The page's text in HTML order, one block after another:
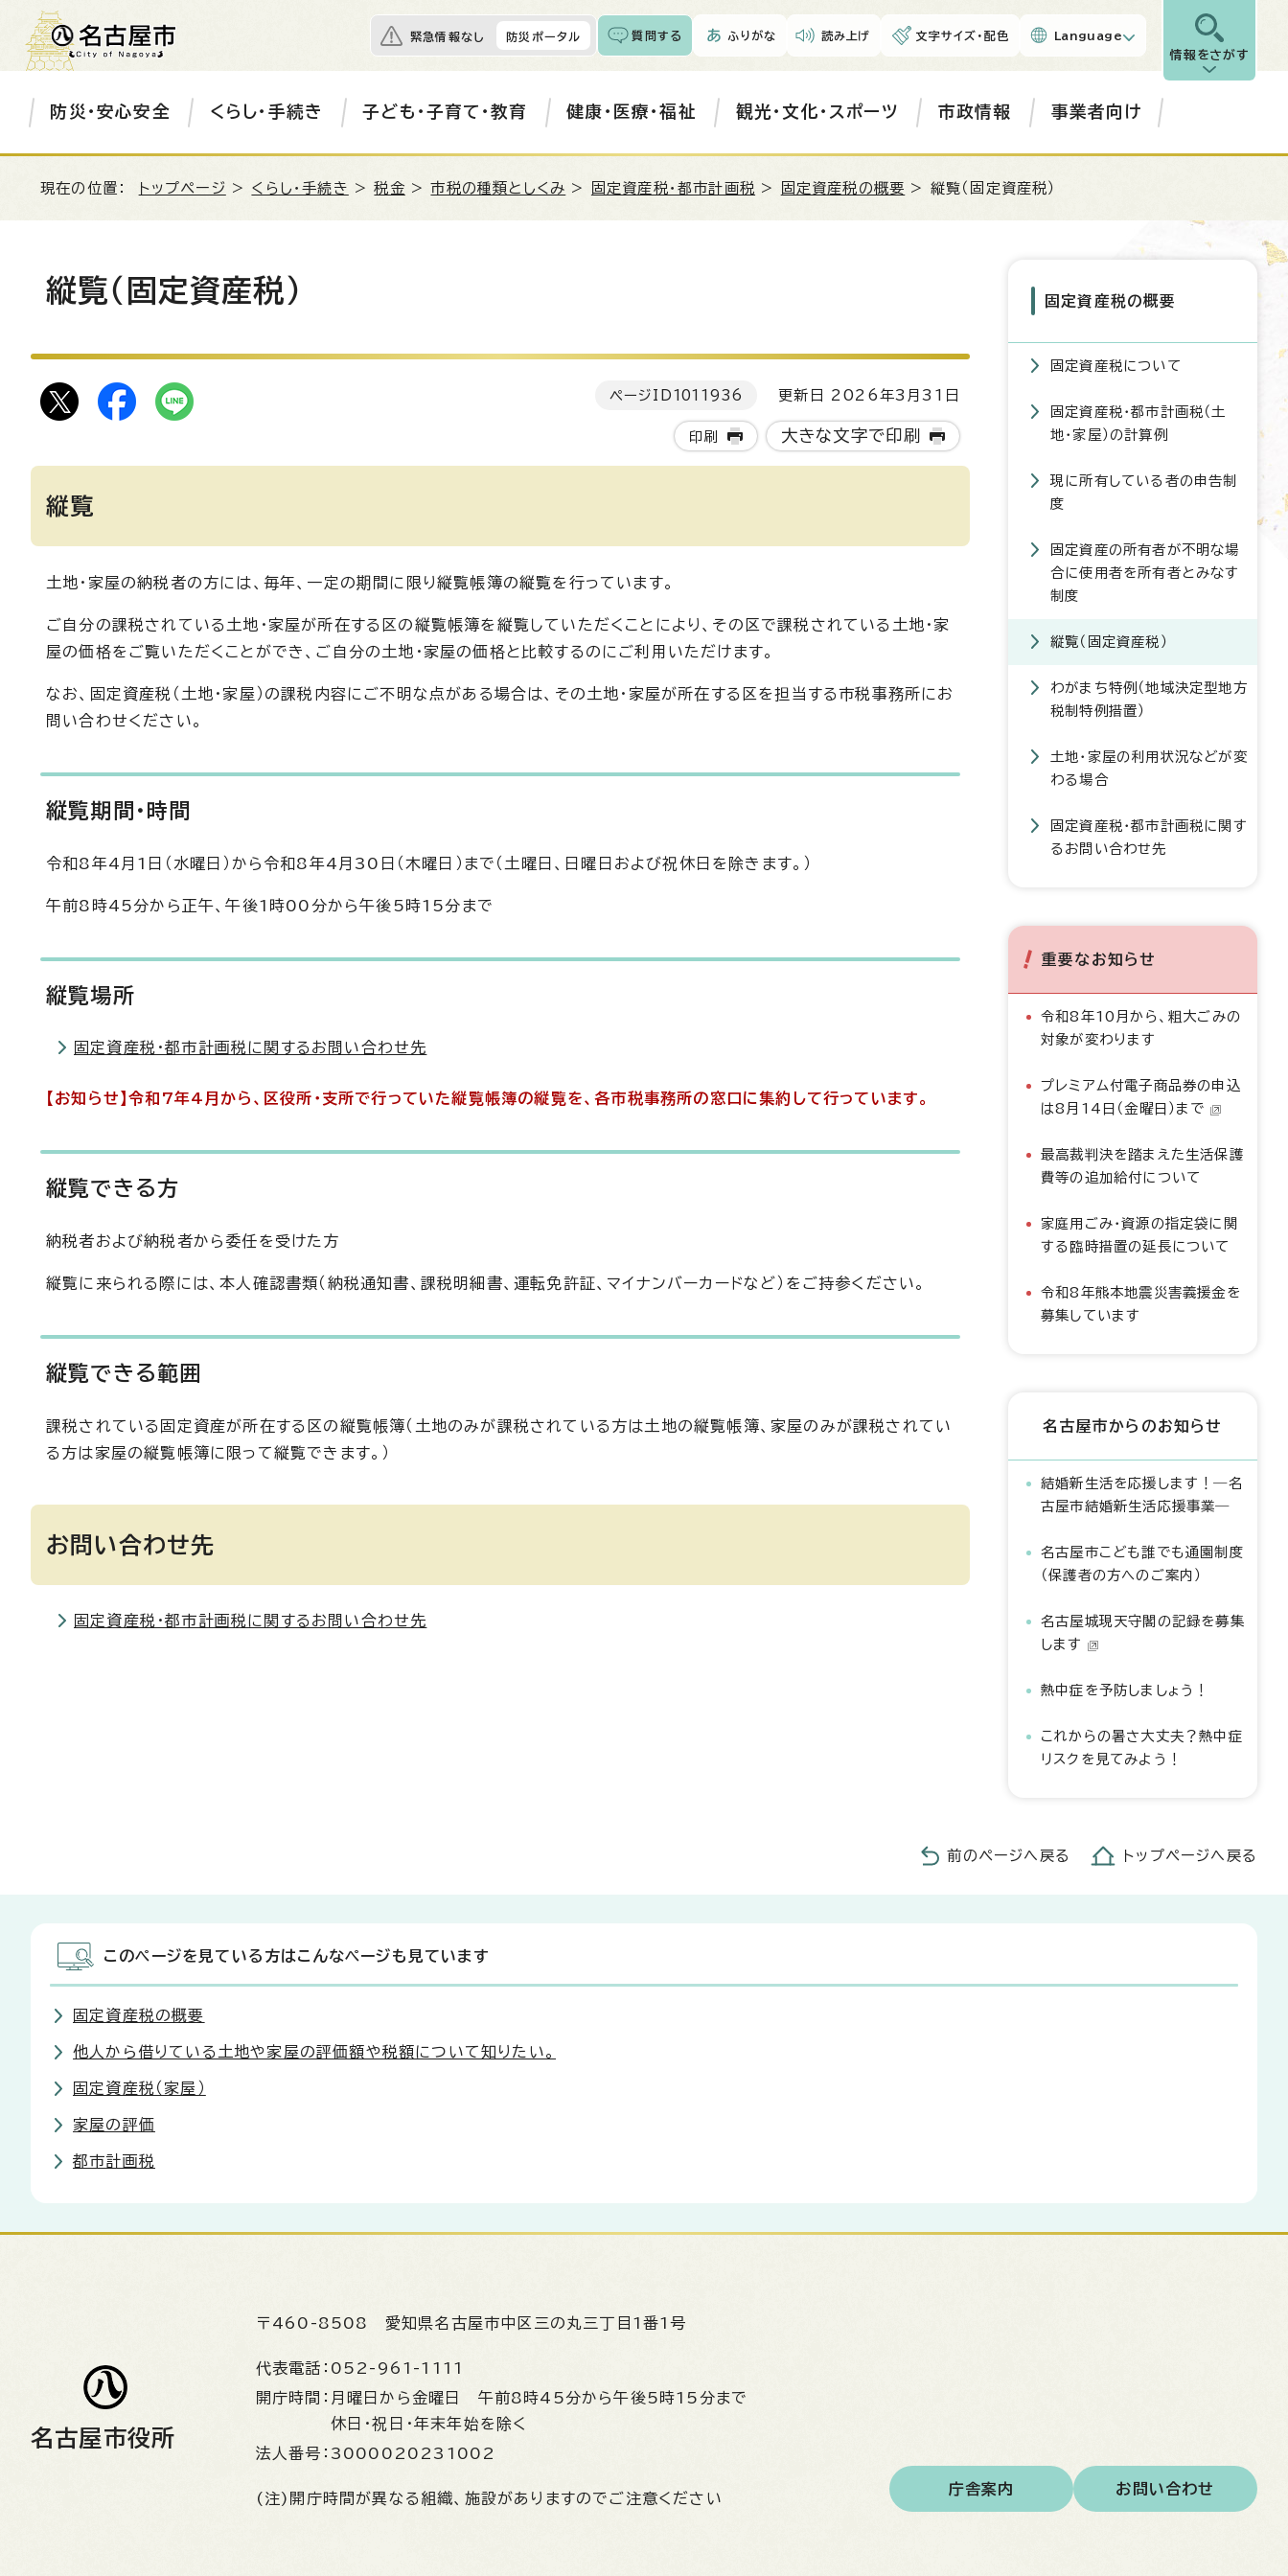
緊急情報なし 防災ポータル 質問する ふりがな 読み上げ 文字サイズ・配色 Language
情報をさがす
防災・安心安全 くらし・手続き 子ども・子育て・教育 健康・医療・福祉 観光・文化・スポーツ 市政情報 事業者向け
現在の位置： トップページ > くらし・手続き >税金 >市税の種類としくみ > 固定資産税・都市計画税 > 固定資産税の概要 > 縦覧（固定資産税）
縦覧（固定資産税）
ページID 1011936 更新日 2026年3月31日
印刷 大きな文字で印刷
縦覧
土地・家屋の納税者の方には、毎年、一定の期間に限り縦覧帳簿の縦覧を行っています。
ご自分の課税されている土地・家屋が所在する区の縦覧帳簿を縦覧していただくことにより、その区で課税されている土地・家
屋の価格をご覧いただくことができ、ご自分の土地・家屋の価格と比較するのにご利用いただけます。
なお、固定資産税（土地・家屋）の課税内容にご不明な点がある場合は、その土地・家屋が所在する区を担当する市税事務所にお
問い合わせください。
縦覧期間・時間
令和8年4月1日（水曜日）から令和8年4月30日（木曜日）まで（土曜日、日曜日および祝休日を除きます。）
午前8時45分から正午、午後1時00分から午後5時15分まで
縦覧場所
固定資産税・都市計画税に関するお問い合わせ先
【お知らせ】令和7年4月から、区役所・支所で行っていた縦覧帳簿の縦覧を、各市税事務所の窓口に集約して行っています。
縦覧できる方
納税者および納税者から委任を受けた方
縦覧に来られる際には、本人確認書類（納税通知書、課税明細書、運転免許証、マイナンバーカードなど）をご持参ください。
縦覧できる範囲
課税されている固定資産が所在する区の縦覧帳簿（土地のみが課税されている方は土地の縦覧帳簿、家屋のみが課税されてい
る方は家屋の縦覧帳簿に限って縦覧できます。）
お問い合わせ先
固定資産税・都市計画税に関するお問い合わせ先
固定資産税の概要
固定資産税について
固定資産税・都市計画税（土
地・家屋）の計算例
現に所有している者の申告制
度
固定資産の所有者が不明な場
合に使用者を所有者とみなす
制度
縦覧（固定資産税）
わがまち特例（地域決定型地方
税制特例措置）
土地・家屋の利用状況などが変
わる場合
固定資産税・都市計画税に関す
るお問い合わせ先
重要なお知らせ
令和8年10月から、粗大ごみの
対象が変わります
プレミアム付電子商品券の申込
は8月14日（金曜日）まで
最高裁判決を踏まえた生活保護
費等の追加給付について
家庭用ごみ・資源の指定袋に関
する臨時措置の延長について
令和8年熊本地震災害義援金を
募集しています
名古屋市からのお知らせ
結婚新生活を応援します！―名
古屋市結婚新生活応援事業―
名古屋市こども誰でも通園制度
（保護者の方へのご案内）
名古屋城現天守閣の記録を募集
します
熱中症を予防しましょう！
これからの暑さ大丈夫？熱中症
リスクを見てみよう！
前のページへ戻る トップページへ戻る
このページを見ている方はこんなページも見ています
固定資産税の概要
他人から借りている土地や家屋の評価額や税額について知りたい。
固定資産税（家屋）
家屋の評価
都市計画税
名古屋市役所
〒460-8508 愛知県名古屋市中区三の丸三丁目1番1号
代表電話： 052-961-1111
開庁時間： 月曜日から金曜日 午前8時45分から午後5時15分まで
休日・祝日・年末年始を除く
法人番号： 3000020231002
(注)開庁時間が異なる組織、施設がありますのでご注意ください
庁舎案内 お問い合わせ